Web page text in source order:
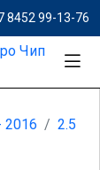
8452 99-13-76
2016
2.5